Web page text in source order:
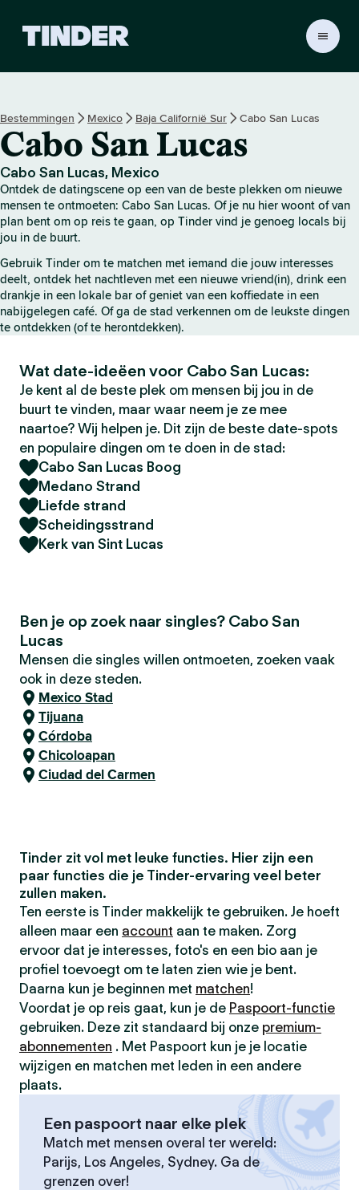
r
h
o
m
e
p
a
n
a
Bestemmingen Mexico Baja Californië Sur Cabo San Lucas
Cabo San Lucas
Cabo San Lucas, Mexico
Ontdek de datingscene op een van de beste plekken om nieuwe
mensen te ontmoeten: Cabo San Lucas. Of je nu hier woont of van
plan bent om op reis te gaan, op Tinder vind je genoeg locals bij
jou in de buurt.
Gebruik Tinder om te matchen met iemand die jouw interesses
deelt, ontdek het nachtleven met een nieuwe vriend(in), drink een
drankje in een lokale bar of geniet van een koffiedate in een
nabijgelegen café. Of ga de stad verkennen om de leukste dingen
te ontdekken (of te herontdekken).
Wat date-ideëen voor Cabo San Lucas:
Je kent al de beste plek om mensen bij jou in de
buurt te vinden, maar waar neem je ze mee
naartoe? Wij helpen je. Dit zijn de beste date-spots
en populaire dingen om te doen in de stad:
Cabo San Lucas Boog
Medano Strand
Liefde strand
Scheidingsstrand
Kerk van Sint Lucas
Ben je op zoek naar singles? Cabo San
Lucas
Mensen die singles willen ontmoeten, zoeken vaak
ook in deze steden.
Mexico Stad
Tijuana
Córdoba
Chicoloapan
Ciudad del Carmen
Tinder zit vol met leuke functies. Hier zijn een
paar functies die je Tinder-ervaring veel beter
zullen maken.
Ten eerste is Tinder makkelijk te gebruiken. Je hoeft
alleen maar een account aan te maken. Zorg
ervoor dat je interesses, foto's en een bio aan je
profiel toevoegt om te laten zien wie je bent.
Daarna kun je beginnen met matchen!
Voordat je op reis gaat, kun je de Paspoort-functie
gebruiken. Deze zit standaard bij onze premium-
abonnementen . Met Paspoort kun je je locatie
wijzigen en matchen met leden in een andere
plaats.
Een paspoort naar elke plek
Match met mensen overal ter wereld:
Parijs, Los Angeles, Sydney. Ga de
grenzen over!